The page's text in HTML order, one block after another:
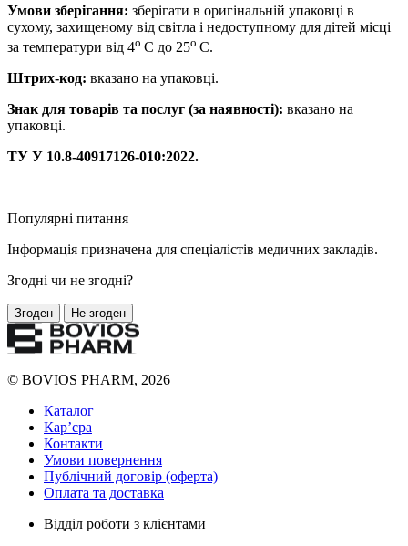
Умови зберігання: зберігати в оригінальній упаковці в
сухому, захищеному від світла і недоступному для дітей місці
за температури від 4о С до 25о С.
Штрих-код: вказано на упаковці.
Знак для товарів та послуг (за наявності): вказано на
упаковці.
ТУ У 10.8-40917126-010:2022.
Популярні питання
Інформація призначена для спеціaлістів медичних закладів.
Згодні чи не згодні?
Згоден Не згоден
© BOVIOS PHARM, 2026
Каталог
Кар’єра
Контакти
Умови повернення
Публічний договір (оферта)
Оплата та доставка
Відділ роботи з клієнтами